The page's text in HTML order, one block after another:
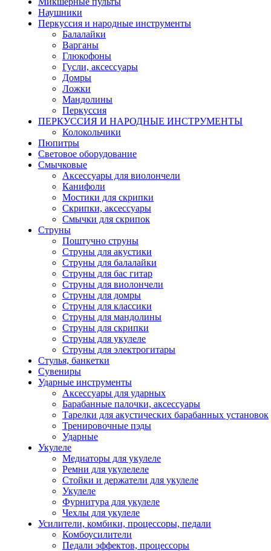
Наушники
Перкуссия и народные инструменты
Балалайки
Варганы
Глюкофоны
Гусли, аксессуары
Домры
Ложки
Мандолины
Перкуссия
ПЕРКУССИЯ И НАРОДНЫЕ ИНСТРУМЕНТЫ
Колокольчики
Пюпитры
Световое оборудование
Смычковые
Аксессуары для виолончели
Канифоли
Мостики для скрипки
Скрипки, аксессуары
Смычки для скрипок
Струны
Поштучно струны
Струны для акустики
Струны для балалайки
Струны для бас гитар
Струны для виолончели
Струны для домры
Струны для классики
Струны для мандолины
Струны для скрипки
Струны для укулеле
Струны для электрогитары
Стулья, банкетки
Сувениры
Ударные инструменты
Аксессуары для ударных
Барабанные палочки, аксессуары
Тарелки для акустических барабанных установок
Тренировочные пэды
Ударные
Укулеле
Медиаторы для укулеле
Ремни для укулелеле
Стойки и держатели для укулеле
Укулеле
Фурнитура для укулеле
Чехлы для укулеле
Усилители, комбики, процессоры, педали
Комбоусилители
Педали эффектов, процессоры